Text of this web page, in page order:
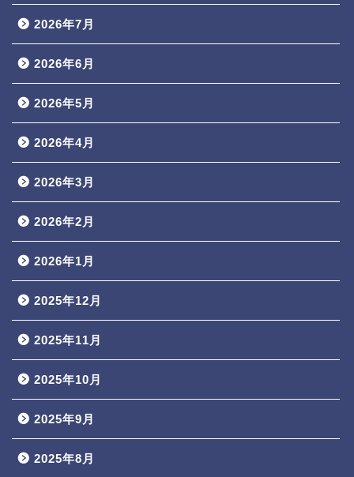
2026年7月
2026年6月
2026年5月
2026年4月
2026年3月
2026年2月
2026年1月
2025年12月
2025年11月
2025年10月
2025年9月
2025年8月